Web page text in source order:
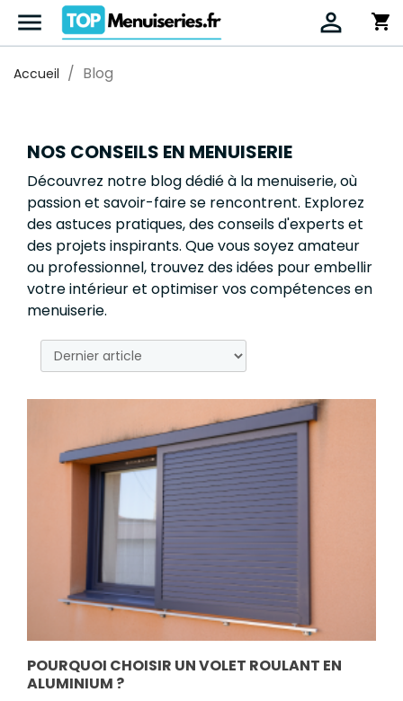
 shopping_cart

Accueil Blog
NOS CONSEILS EN MENUISERIE
Découvrez notre blog dédié à la menuiserie, où
passion et savoir-faire se rencontrent. Explorez
des astuces pratiques, des conseils d'experts et
des projets inspirants. Que vous soyez amateur
ou professionnel, trouvez des idées pour embellir
votre intérieur et optimiser vos compétences en
menuiserie.
POURQUOI CHOISIR UN VOLET ROULANT EN
ALUMINIUM ?